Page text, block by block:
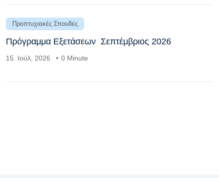
Προπτυχιακές Σπουδές
Πρόγραμμα Εξετάσεων Σεπτέμβριος 2026
15. Ιούλ, 2026 0 Minute